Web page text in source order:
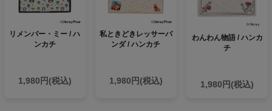
リメンバー・ミー / ハ
ンカチ
1,980円(税込)
私ときどきレッサーパ
ンダ / ハンカチ
1,980円(税込)
わんわん物語 / ハンカ
チ
1,980円(税込)